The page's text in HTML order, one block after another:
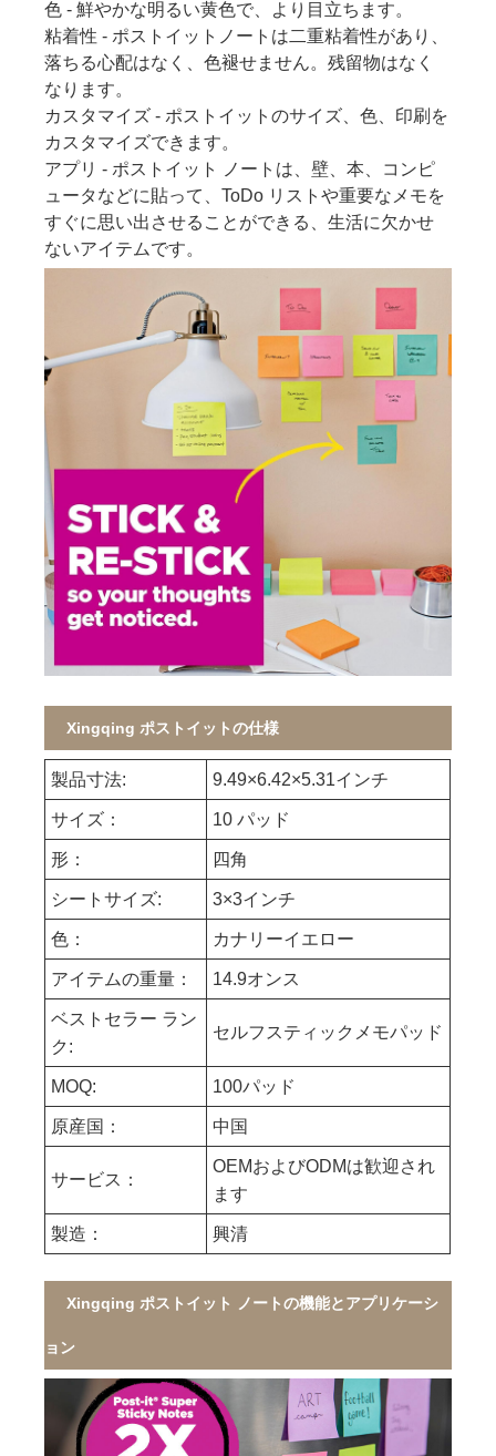
色 - 鮮やかな明るい黄色で、より目立ちます。
粘着性 - ポストイットノートは二重粘着性があり、
落ちる心配はなく、色褪せません。残留物はなく
なります。
カスタマイズ - ポストイットのサイズ、色、印刷を
カスタマイズできます。
アプリ - ポストイット ノートは、壁、本、コンピ
ュータなどに貼って、ToDo リストや重要なメモを
すぐに思い出させることができる、生活に欠かせ
ないアイテムです。
Xingqing ポストイットの仕様
製品寸法: 9.49×6.42×5.31インチ
サイズ： 10 パッド
形： 四角
シートサイズ: 3×3インチ
色： カナリーイエロー
アイテムの重量： 14.9オンス
ベストセラー ラン
ク:
セルフスティックメモパッド
MOQ: 100パッド
原産国： 中国
サービス：
OEMおよびODMは歓迎され
ます
製造： 興清
Xingqing ポストイット ノートの機能とアプリケーシ
ョン